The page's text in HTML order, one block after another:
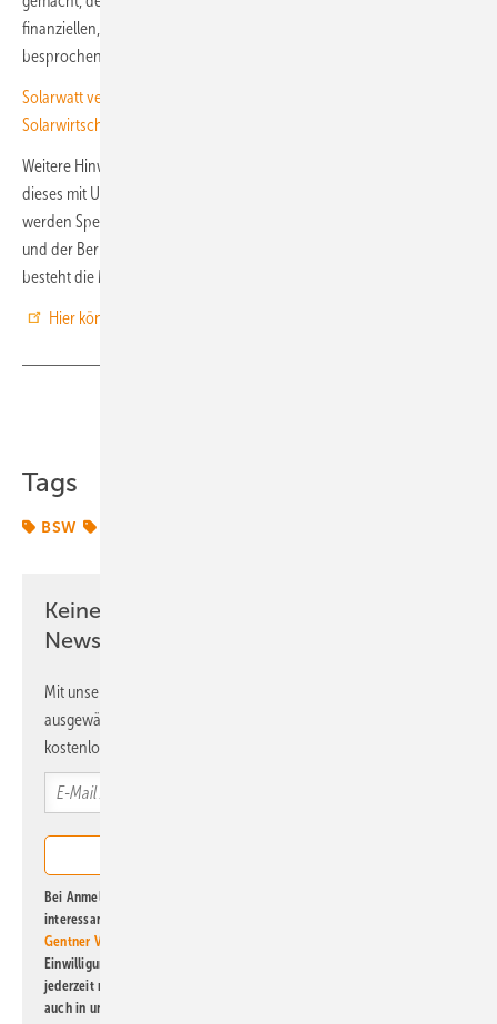
finanziellen, rechtlichen und steuerlichen Fragen mit Fachleuten
besprochen werden.
Solarwatt verstärkt Aus- und Weiterbildung von Fachkräften für die
Solarwirtschaft
Weitere Hinweise erfahren Sie im Webinar. Der BSW Solar veranstaltet
dieses mit Unterstützung von The Smarte E Europe. Im Webinar
werden Spezialisten des Berliner Instituts für Unternehmensnachfolge
und der Berliner Volksbank ihre Erfahrungen teilen. Im Anschluss
besteht die Möglichkeit, Fragen zu stellen.
Hier können Sie sich einen Platz im Webinarraum sichern
Tags
BSW
Keine Zeit? Kein Problem mit dem ERE
Newsletter!
Mit unserem Newsletter erhalten Sie regelmäßig von uns
ausgewählte Informationen und Neuigkeiten, gebündelt und
kostenlos direkt ins Postfach.
Bei Anmeldung zu diesem Newsletter bin ich damit einverstanden, über
interessante Verlags- und Online-Angebote
Gentner Verlag GmbH & Co. KG
Einwilligung kann ich jederzeit widerrufen und eine Abmeldung ist
jederzeit möglich. Informationen zum Umgang mit Daten finden Sie
auch in unserer